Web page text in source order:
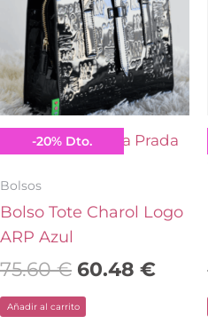
-20% Dto.
Agatha Ruiz de la Prada
Bolsos
Bolso Tote Charol Logo
ARP Azul
75.60€
era:
75.60 €.
60.48 €
es:
60.48
Añadir al carrito